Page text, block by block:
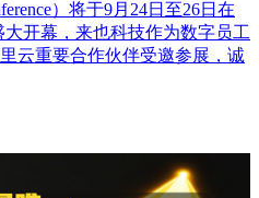
）将于9月24日至26日在
开幕，来也科技作为数字员工
云重要合作伙伴受邀参展，诚